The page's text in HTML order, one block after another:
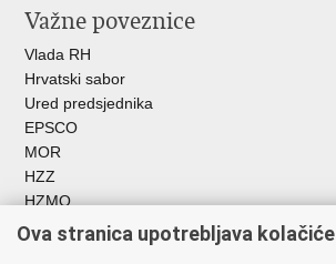
Važne poveznice
Vlada RH
Hrvatski sabor
Ured predsjednika
EPSCO
MOR
HZZ
HZMO
REGOS
Hrvatski zavod za socijalni rad
Ova stranica upotrebljava kolačiće